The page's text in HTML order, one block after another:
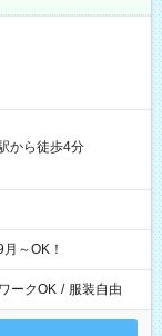
から徒歩4分
～OK！
ークOK / 服装自由